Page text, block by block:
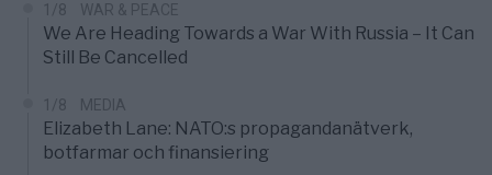
1/8 WAR & PEACE
We Are Heading Towards a War With Russia – It Can
Still Be Cancelled
1/8 MEDIA
Elizabeth Lane: NATO:s propagandanätverk,
botfarmar och finansiering